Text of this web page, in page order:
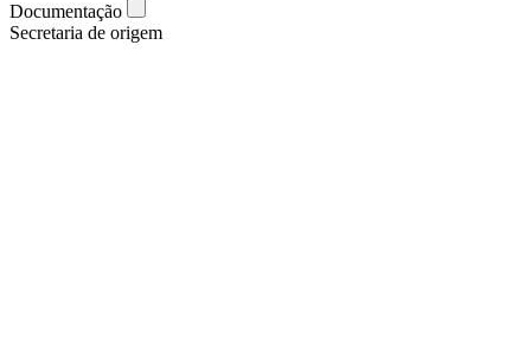
Documentação
Secretaria de origem